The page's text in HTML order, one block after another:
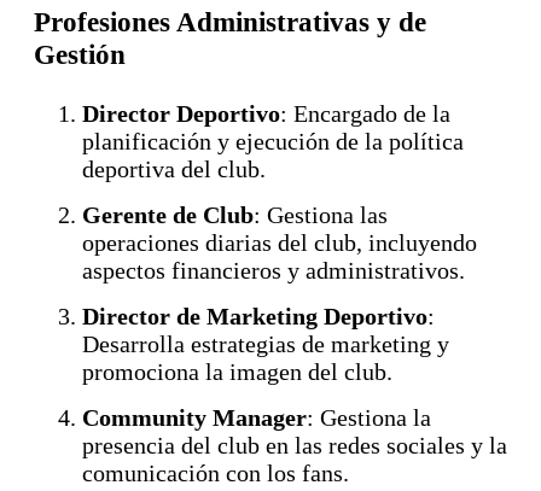
Profesiones Administrativas y de
Gestión
Director Deportivo: Encargado de la
planificación y ejecución de la política
deportiva del club.
Gerente de Club: Gestiona las
operaciones diarias del club, incluyendo
aspectos financieros y administrativos.
Director de Marketing Deportivo:
Desarrolla estrategias de marketing y
promociona la imagen del club.
Community Manager: Gestiona la
presencia del club en las redes sociales y la
comunicación con los fans.